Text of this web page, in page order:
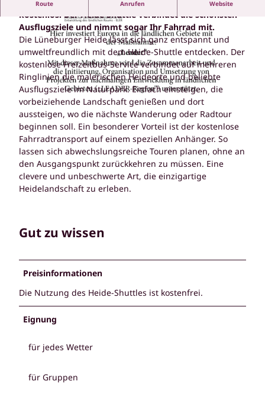
© CC-BY-SA
©CC-BY-SA
Route Anrufen Website
kostenlos. Der Heide-Shuttle verbindet die schönsten
Ausflugsziele und nimmt sogar Ihr Fahrrad mit.
Die Lüneburger Heide lässt sich ganz entspannt und
umweltfreundlich mit dem Heide-Shuttle entdecken. Der
kostenlose Freizeitbus-Service verbindet auf mehreren
Ringlinien die malerischen Heideorte und beliebte
Ausflugsziele im Naturpark. Einfach einsteigen, die
vorbeiziehende Landschaft genießen und dort
aussteigen, wo die nächste Wanderung oder Radtour
beginnen soll. Ein besonderer Vorteil ist der kostenlose
Fahrradtransport auf einem speziellen Anhänger. So
lassen sich abwechslungsreiche Touren planen, ohne an
den Ausgangspunkt zurückkehren zu müssen. Eine
clevere und unbeschwerte Art, die einzigartige
Heidelandschaft zu erleben.
Gut zu wissen
Preisinformationen
Die Nutzung des Heide-Shuttles ist kostenfrei.
Eignung
für jedes Wetter
für Gruppen